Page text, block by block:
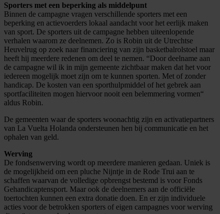
Sporters met een beperking als middelpunt
Binnen de campagne vragen verschillende sporters met een
beperking en actievoerders lokaal aandacht voor het eerlijk maken
van sport. De sporters uit de campagne hebben uiteenlopende
verhalen waarom ze deelnemen. Zo is Robin uit de Utrechtse
Heuvelrug op zoek naar financiering van zijn basketbalrolstoel maar
heeft hij meerdere redenen om deel te nemen. “Door deelname aan
de campagne wil ik in mijn gemeente zichtbaar maken dat het voor
iedereen mogelijk moet zijn om te kunnen sporten. Met of zonder
handicap. De kosten van een sporthulpmiddel of het gebrek aan
sportfaciliteiten mogen hiervoor nooit een belemmering vormen“
aldus Robin.
De gemeenten waar de sporters woonachtig zijn en activatiepartners
van La Vuelta Holanda ondersteunen hen bij communicatie en het
ophalen van geld.
Werving
De fondsenwerving wordt op meerdere manieren gedaan. Uniek is
de mogelijkheid om een pluche Nijntje in de Rode Trui aan te
schaffen waarvan de volledige opbrengst bestemd is voor Fonds
Gehandicaptensport. Maar ook de deelnemers aan de officiële
toertochten kunnen een extra donatie doen. En er zijn individuele
acties voor de betrokken sporters of eigen campagnes voor werving